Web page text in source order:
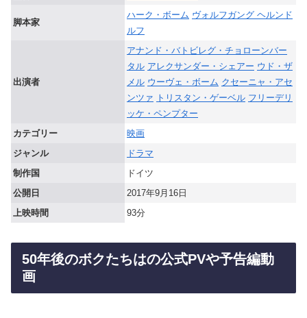
脚本家
ハーク・ボーム ヴォルフガング ヘルンド
ルフ
出演者
アナンド・バトビレグ・チョローンバー
タル アレクサンダー・シェアー ウド・ザ
メル ウーヴェ・ボーム クセーニャ・アセ
ンツァ トリスタン・ゲーベル フリーデリ
ッケ・ペンプター
カテゴリー
映画
ジャンル
ドラマ
制作国
ドイツ
公開日
2017年9月16日
上映時間
93分
50年後のボクたちはの公式PVや予告編動
画